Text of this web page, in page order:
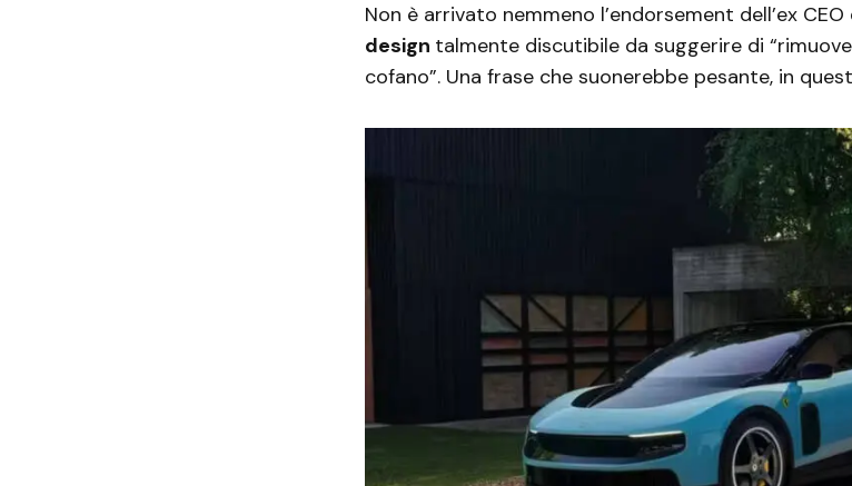
Non è arrivato nemmeno l’endorsement dell’ex
design talmente discutibile da suggerire di
cofano”. Una frase che suonerebbe pesante, in